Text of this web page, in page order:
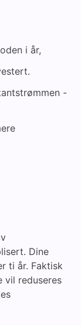
i år,
-
Dine
ti år. Faktisk
vil reduseres